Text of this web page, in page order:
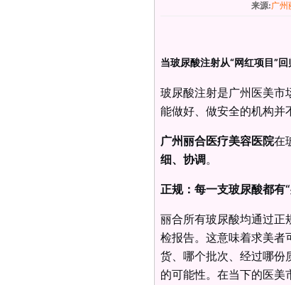
来源:广州
当玻尿酸注射从“网红项目”
玻尿酸注射是广州医美市
能做好、做安全的机构并
广州丽合医疗美容医院在
细、协调。
正规：每一支玻尿酸都有
丽合所有玻尿酸均通过正
检报告。这意味着求美者
货、哪个批次、经过哪份
的可能性。在当下的医美